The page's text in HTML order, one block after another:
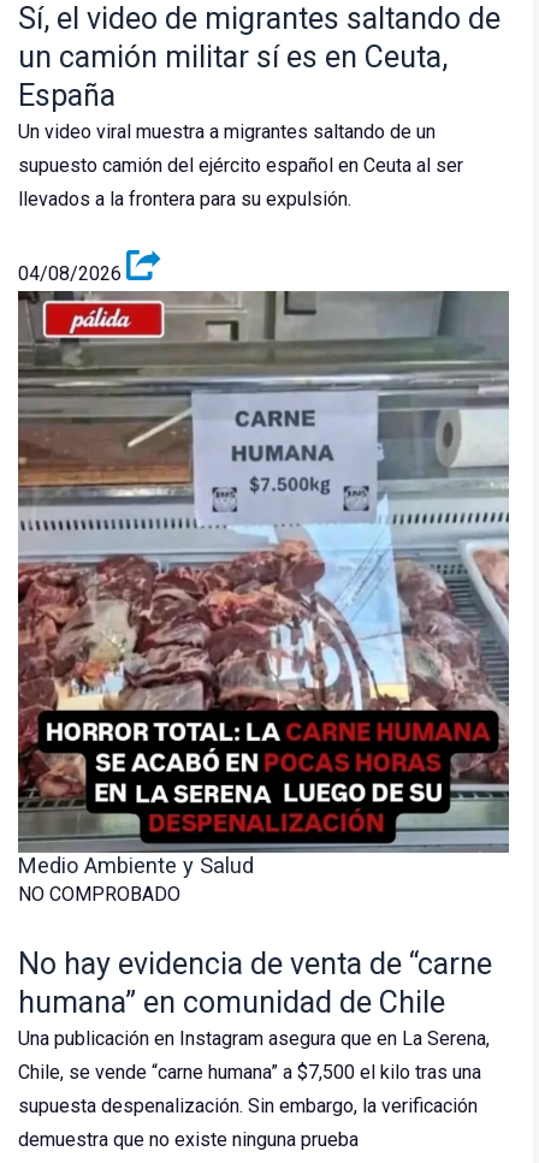
Sí, el video de migrantes saltando de
un camión militar sí es en Ceuta,
España
Un video viral muestra a migrantes saltando de un
supuesto camión del ejército español en Ceuta al ser
llevados a la frontera para su expulsión.
04/08/2026
Medio Ambiente y Salud
NO COMPROBADO
No hay evidencia de venta de “carne
humana” en comunidad de Chile
Una publicación en Instagram asegura que en La Serena,
Chile, se vende “carne humana” a $7,500 el kilo tras una
supuesta despenalización. Sin embargo, la verificación
demuestra que no existe ninguna prueba